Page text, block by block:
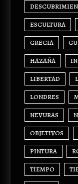
ESCULTURA
GRECIA
HAZAÑA
LIBERTAD
LONDRES
NEVURAS
OBJETIVOS
PINTURA
TIEMPO